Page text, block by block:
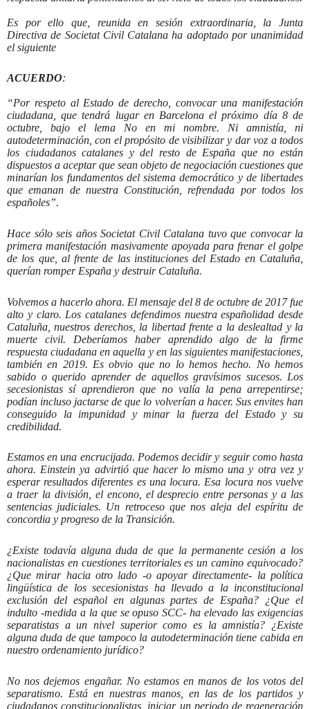
Es por ello que, reunida en sesión extraordinaria, la Junta
Directiva de Societat Civil Catalana ha adoptado por unanimidad
el siguiente
ACUERDO:
“Por respeto al Estado de derecho, convocar una manifestación
ciudadana, que tendrá lugar en Barcelona el próximo día 8 de
octubre, bajo el lema No en mi nombre. Ni amnistía, ni
autodeterminación, con el propósito de visibilizar y dar voz a todos
los ciudadanos catalanes y del resto de España que no están
dispuestos a aceptar que sean objeto de negociación cuestiones que
minarían los fundamentos del sistema democrático y de libertades
que emanan de nuestra Constitución, refrendada por todos los
españoles”.
Hace sólo seis años Societat Civil Catalana tuvo que convocar la
primera manifestación masivamente apoyada para frenar el golpe
de los que, al frente de las instituciones del Estado en Cataluña,
querían romper España y destruir Cataluña.
Volvemos a hacerlo ahora. El mensaje del 8 de octubre de 2017 fue
alto y claro. Los catalanes defendimos nuestra españolidad desde
Cataluña, nuestros derechos, la libertad frente a la deslealtad y la
muerte civil. Deberíamos haber aprendido algo de la firme
respuesta ciudadana en aquella y en las siguientes manifestaciones,
también en 2019. Es obvio que no lo hemos hecho. No hemos
sabido o querido aprender de aquellos gravísimos sucesos. Los
secesionistas sí aprendieron que no valía la pena arrepentirse;
podían incluso jactarse de que lo volverían a hacer. Sus envites han
conseguido la impunidad y minar la fuerza del Estado y su
credibilidad.
Estamos en una encrucijada. Podemos decidir y seguir como hasta
ahora. Einstein ya advirtió que hacer lo mismo una y otra vez y
esperar resultados diferentes es una locura. Esa locura nos vuelve
a traer la división, el encono, el desprecio entre personas y a las
sentencias judiciales. Un retroceso que nos aleja del espíritu de
concordia y progreso de la Transición.
¿Existe todavía alguna duda de que la permanente cesión a los
nacionalistas en cuestiones territoriales es un camino equivocado?
¿Que mirar hacia otro lado -o apoyar directamente- la política
lingüística de los secesionistas ha llevado a la inconstitucional
exclusión del español en algunas partes de España? ¿Que el
indulto -medida a la que se opuso SCC- ha elevado las exigencias
separatistas a un nivel superior como es la amnistía? ¿Existe
alguna duda de que tampoco la autodeterminación tiene cabida en
nuestro ordenamiento jurídico?
No nos dejemos engañar. No estamos en manos de los votos del
separatismo. Está en nuestras manos, en las de los partidos y
ciudadanos constitucionalistas, iniciar un periodo de regeneración